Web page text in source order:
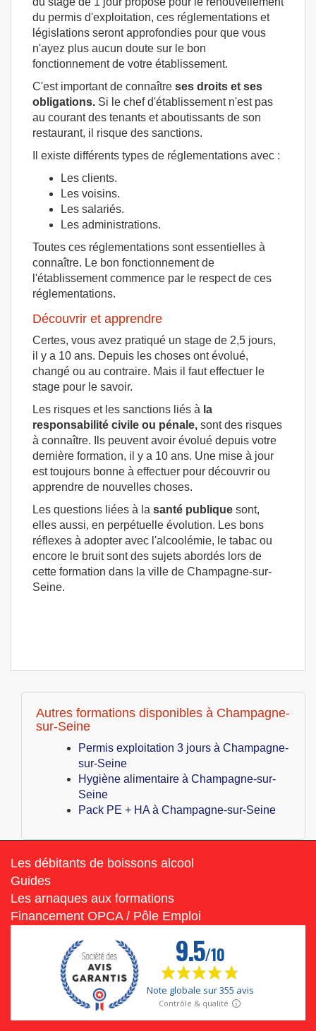
du permis d'exploitation, ces réglementations et
législations seront approfondies pour que vous
n'ayez plus aucun doute sur le bon
fonctionnement de votre établissement.
C'est important de connaître ses droits et ses
obligations. Si le chef d'établissement n'est pas
au courant des tenants et aboutissants de son
restaurant, il risque des sanctions.
Il existe différents types de réglementations avec :
Les clients.
Les voisins.
Les salariés.
Les administrations.
Toutes ces réglementations sont essentielles à
connaître. Le bon fonctionnement de
l'établissement commence par le respect de ces
réglementations.
Découvrir et apprendre
Certes, vous avez pratiqué un stage de 2,5 jours,
il y a 10 ans. Depuis les choses ont évolué,
changé ou au contraire. Mais il faut effectuer le
stage pour le savoir.
Les risques et les sanctions liés à la
responsabilité civile ou pénale, sont des risques
à connaître. Ils peuvent avoir évolué depuis votre
dernière formation, il y a 10 ans. Une mise à jour
est toujours bonne à effectuer pour découvrir ou
apprendre de nouvelles choses.
Les questions liées à la santé publique sont,
elles aussi, en perpétuelle évolution. Les bons
réflexes à adopter avec l'alcoolémie, le tabac ou
encore le bruit sont des sujets abordés lors de
cette formation dans la ville de Champagne-sur-
Seine.
Autres formations disponibles à Champagne-
sur-Seine
Permis exploitation 3 jours à Champagne-
sur-Seine
Hygiène alimentaire à Champagne-sur-
Seine
Pack PE + HA à Champagne-sur-Seine
Les débitants de boissons alcool
Guides
Les arnaques aux formations
Financement OPCA / Pôle Emploi